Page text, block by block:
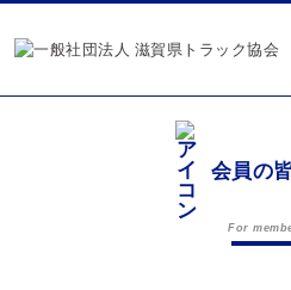
会員の
For